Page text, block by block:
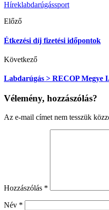
Híreklabdarúgássport
Előző
Étkezési díj fizetési időpontok
Következő
Labdarúgás > RECOP Megye
Vélemény, hozzászólás?
Az e-mail címet nem tesszük
Hozzászólás *
Név *